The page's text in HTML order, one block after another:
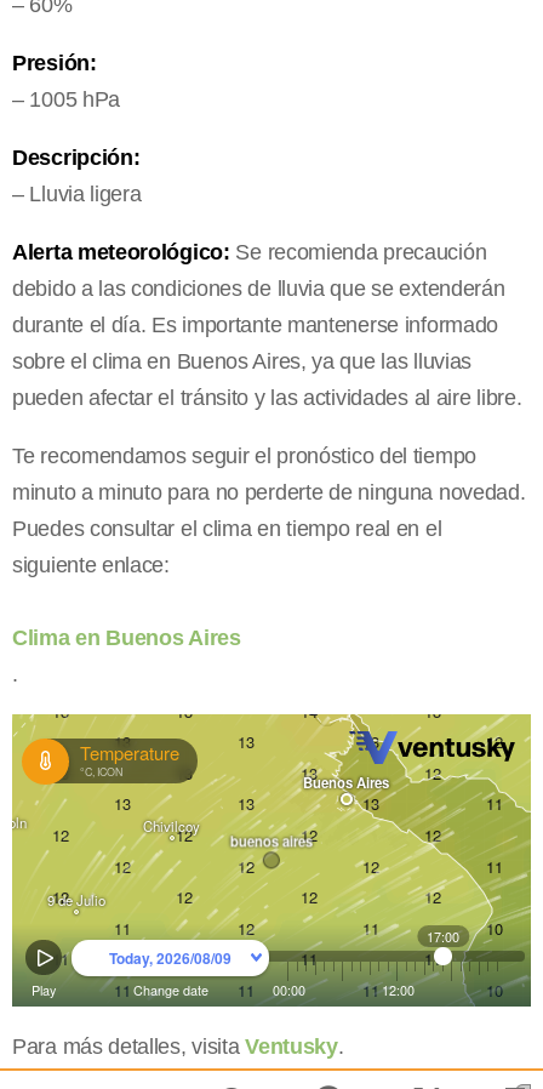
– 60%
Presión:
– 1005 hPa
Descripción:
– Lluvia ligera
Alerta meteorológico: Se recomienda precaución
debido a las condiciones de lluvia que se extenderán
durante el día. Es importante mantenerse informado
sobre el clima en Buenos Aires, ya que las lluvias
pueden afectar el tránsito y las actividades al aire libre.
Te recomendamos seguir el pronóstico del tiempo
minuto a minuto para no perderte de ninguna novedad.
Puedes consultar el clima en tiempo real en el
siguiente enlace:
Clima en Buenos Aires
.
Para más detalles, visitaVentusky.